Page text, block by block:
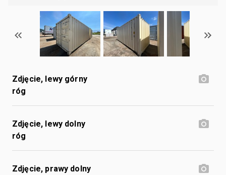
Zdjęcie, lewy górny
róg
Zdjęcie, lewy dolny
róg
Zdjęcie, prawy dolny